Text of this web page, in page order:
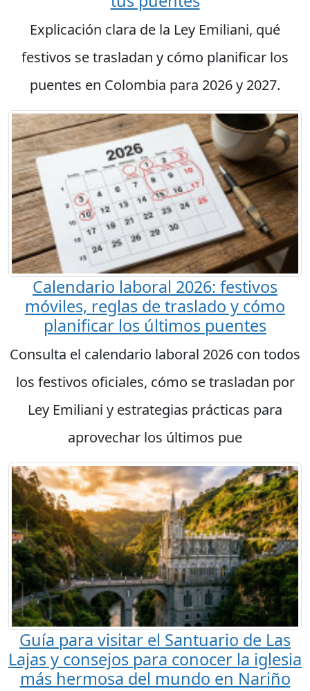
Explicación clara de la Ley Emiliani, qué
festivos se trasladan y cómo planificar los
puentes en Colombia para 2026 y 2027.
Calendario laboral 2026: festivos
móviles, reglas de traslado y cómo
planificar los últimos puentes
Consulta el calendario laboral 2026 con todos
los festivos oficiales, cómo se trasladan por
Ley Emiliani y estrategias prácticas para
aprovechar los últimos pue
Guía para visitar el Santuario de Las
Lajas y consejos para conocer la iglesia
más hermosa del mundo en Nariño